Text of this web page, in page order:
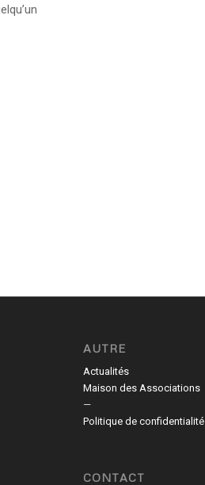
AUTRE
Actualités
Maison des Associations
—
Politique de confidentialité
CONTACT